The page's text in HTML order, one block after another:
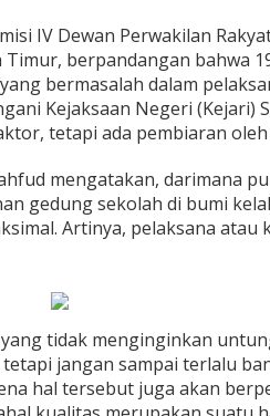
IV Dewan Perwakilan
Timur, berpandangan bahwa
bermasalah dalam
Kejaksaan Negeri (Kejari)
tetapi ada pembiaran oleh
mengatakan, darimana
gedung sekolah di bumi
Artinya, pelaksana
tidak menginginkan
jangan sampai terlalu
hal tersebut juga akan